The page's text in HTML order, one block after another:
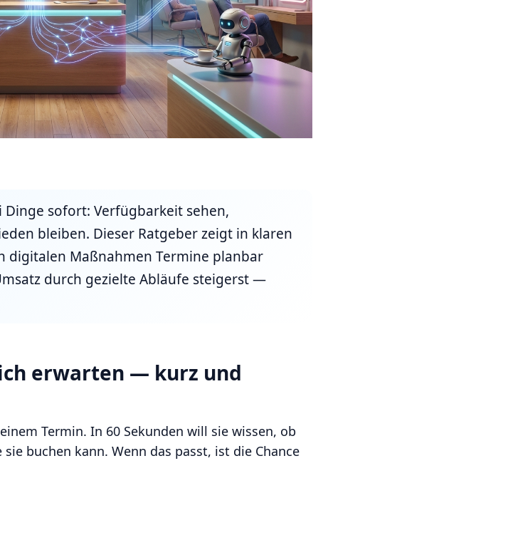
sofort: Verfügbarkeit sehen,
bleiben. Dieser Ratgeber zeigt in klaren
digitalen Maßnahmen Termine planbar
durch gezielte Abläufe steigerst —
erwarten — kurz und
Termin. In 60 Sekunden will sie wissen, ob
buchen kann. Wenn das passt, ist die Chance